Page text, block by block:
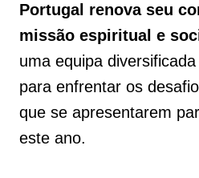
Portugal renova seu
missão espiritual e
uma equipa
para enfrentar os
que se apresentarem
este ano.